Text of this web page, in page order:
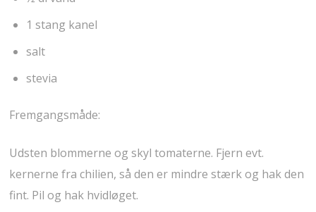
1 stang kanel
salt
stevia
Fremgangsmåde:
Udsten blommerne og skyl tomaterne. Fjern evt.
kernerne fra chilien, så den er mindre stærk og hak den
fint. Pil og hak hvidløget.